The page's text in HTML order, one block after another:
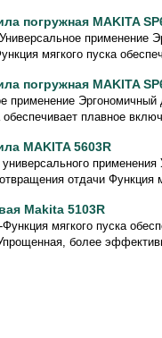
погружная MAKITA
применение
мягкого пуска
погружная MAKITA
применение
обеспечивает плавное
MAKITA 5603R
отдачи Функция
Makita 5103R
мягкого пуска
более